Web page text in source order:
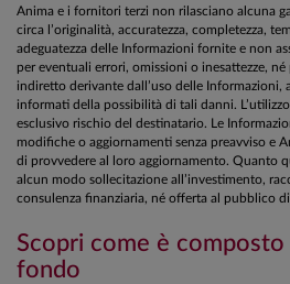
Anima e i fornitori terzi non rilasciano alcuna
circa l’originalità, accuratezza, completezza,
adeguatezza delle Informazioni fornite e non
per eventuali errori, omissioni o inesattezze,
indiretto derivante dall’uso delle Informazioni,
informati della possibilità di tali danni.
esclusivo rischio del destinatario. Le
modifiche o aggiornamenti senza preavviso e
di provvedere al loro aggiornamento. Quanto
alcun modo sollecitazione all’investimento,
consulenza finanziaria, né offerta al pubblico
Scopri come è
fondo